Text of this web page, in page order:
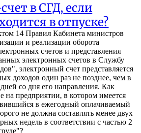
в СГД, если
в отпуске?
14 Правил Кабинета министров
и реализации оборота
счетов и представления
электронных счетов в Службу
электронный счет представляется
доходов один раз не позднее, чем в
со дня его направления. Как
на предприятии, в котором имеется
в ежегодный оплачиваемый
не должна составлять менее двух
недель в соответствии с частью 2